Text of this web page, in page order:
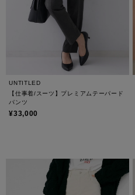
UNTITLED
【仕事着/スーツ】プレミアムテーパード
パンツ
¥33,000